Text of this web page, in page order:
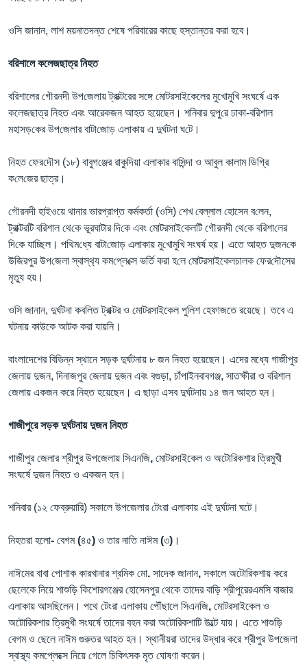
ওসি জানান, লাশ ময়নাতদন্ত শেষে পরিবারের কাছে হস্তান্তর করা হবে।
বরিশালে কলেজছাত্র নিহত
বরিশালের গৌরনদী উপ‌জেলায় ট্রাক্টরের সঙ্গে মোটরসাইকেলের মুখোমুখি সংঘর্ষে এক
কলেজছাত্র নিহত এবং আরেকজন আহত হয়েছেন। শ‌নিবার দুপু‌রে ঢাকা-বরিশাল
মহাসড়‌কের উপ‌জেলার বাটা‌জো‌ড় এলাকায় এ দুর্ঘটনা ঘ‌টে।
নিহত ফের‌দৌস (১৮) বাবুগ‌ঞ্জের রাকু‌দিয়া এলাকার বা‌সিন্দা ও আবুল কালাম ডি‌গ্রি
ক‌লে‌জের ছাত্র।
গৌরনদী হাইওয়ে থানার ভারপ্রাপ্ত কর্মকর্তা (ওসি) শেখ বেল্লাল হোসেন ব‌লেন,
ট্রাক্টরটি ব‌রিশাল থে‌কে ভূরঘাটার দি‌কে এবং মোটরসাই‌কেল‌টি গৌরনদী থে‌কে ব‌রিশা‌লের
দি‌কে যা‌চ্ছি‌ল। প‌থিম‌ধ্যে বাটা‌জো‌ড় এলাকায় মু‌খোমু‌খি সংঘর্ষ হয়। এতে আহত দুজন‌কে
উজিরপুর উপ‌জেলা স্বাস্থ‌্য কম‌প্লে‌ক্সে ভ‌র্তি করা হ‌লে মোটরসাইকেলচালক ফের‌দৌসের
মৃত‌্যু হয়।
ওসি জানান, দুর্ঘটনা কবলিত ট্রাক্টর ও মোটরসাইকেল পুলিশ হেফাজতে রয়েছে। তবে এ
ঘটনায় কাউকে আটক করা যায়নি।
বাংলাদেশের বিভিন্ন স্থানে সড়ক দুর্ঘটনায় ৮ জন নিহত হয়েছেন। এদের মধ্যে গাজীপুর
জেলায় দুজন, দিনাজপুর জেলায় দুজন এবং বগুড়া, চাঁপাইনবাবগঞ্জ, সাতক্ষীরা ও বরিশাল
জেলায় একজন করে নিহত হয়েছেন। এ ছাড়া এসব দুর্ঘটনায় ১৪ জন আহত হন।
গাজীপুরে সড়ক দুর্ঘটনায় দুজন নিহত
গাজীপুর জেলার শ্রীপুর উপজেলায় সিএনজি, মোটরসাইকেল ও অটোরিকশার ত্রিমুখী
সংঘর্ষে দুজন নিহত ও একজন হন।
শনিবার (১২ ফেব্রুয়ারি) সকালে উপজেলার টেংরা এলাকায় এই দুর্ঘটনা ঘটে।
নিহতরা হলো- বেগম(৪৫) ও তার নাতি নাঈম(৩) ।
নাঈমের বাবা পোশাক কারখানার শ্রমিক মো. সাদেক জানান, সকালে অটোরিকশায় করে
ছেলেকে নিয়ে শাশুড়ি কিশোরগঞ্জের হোসেনপুর থেকে তাদের বাড়ি শ্রীপুরেরএমসি বাজার
এলাকায় আসছিলেন। পথে টেংরা এলাকায় পৌঁছালে সিএনজি, মোটরসাইকেল ও
অটোরিকশার ত্রিমুখী সংঘর্ষে তাদের বহন করা অটোরিকশাটি উল্টে যায়। এতে শাশুড়ি
বেগম ও ছেলে নাঈম গুরুতর আহত হন। স্থানীয়রা তাদের উদ্ধার করে শ্রীপুর উপজেলা
স্বাস্থ্য কমপ্লেক্সে নিয়ে গেলে চিকিৎসক মৃত ঘোষণা করেন।